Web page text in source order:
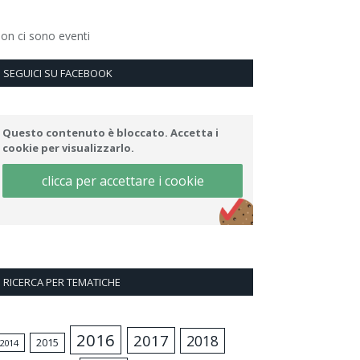
ci sono eventi
SEGUICI SU FACEBOOK
Questo contenuto è bloccato. Accetta i
cookie per visualizzarlo.
clicca per accettare i cookie
RICERCA PER TEMATICHE
2014 2015 2016 2017 2018